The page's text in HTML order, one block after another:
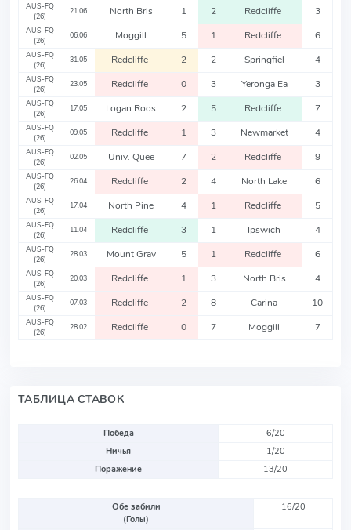
AUS-FQ
(26)
21.06 North Bris 1 2 Redcliffe 3
AUS-FQ
(26)
06.06 Moggill 5 1 Redcliffe 6
AUS-FQ
(26)
31.05 Redcliffe 2 2 Springfiel 4
AUS-FQ
(26)
23.05 Redcliffe 0 3 Yeronga Ea 3
AUS-FQ
(26)
17.05 Logan Roos 2 5 Redcliffe 7
AUS-FQ
(26)
09.05 Redcliffe 1 3 Newmarket 4
AUS-FQ
(26)
02.05 Univ. Quee 7 2 Redcliffe 9
AUS-FQ
(26)
26.04 Redcliffe 2 4 North Lake 6
AUS-FQ
(26)
17.04 North Pine 4 1 Redcliffe 5
AUS-FQ
(26)
11.04 Redcliffe 3 1 Ipswich 4
AUS-FQ
(26)
28.03 Mount Grav 5 1 Redcliffe 6
AUS-FQ
(26)
20.03 Redcliffe 1 3 North Bris 4
AUS-FQ
(26)
07.03 Redcliffe 2 8 Carina 10
AUS-FQ
(26)
28.02 Redcliffe 0 7 Moggill 7
ТАБЛИЦА СТАВОК
Победа
6/20
Ничья
1/20
Поражение
13/20
Обе забили
(Голы)
16/20